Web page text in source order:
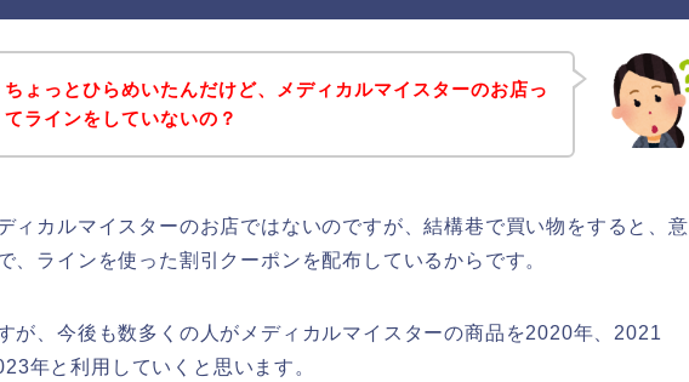
ちょっとひらめいたんだけど、メディカルマイスターのお店っ
てラインをしていないの？
ィカルマイスターのお店ではないのですが、結構巷で買い物をすると、意
、ラインを使った割引クーポンを配布しているからです。
が、今後も数多くの人がメディカルマイスターの商品を2020年、2021
年と利用していくと思います。